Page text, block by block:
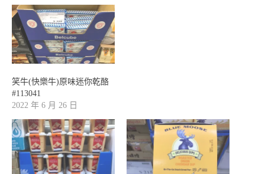
笑牛(快樂牛)原味迷你乾酪
#113041
2022 年 6 月 26 日